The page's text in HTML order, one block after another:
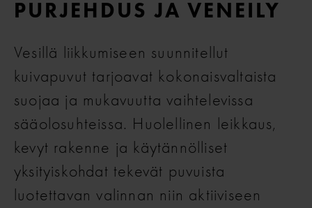
PURJEHDUS JA VENEILY
Vesillä liikkumiseen suunnitellut
kuivapuvut tarjoavat kokonaisvaltaista
suojaa ja mukavuutta vaihtelevissa
sääolosuhteissa. Huolellinen leikkaus,
kevyt rakenne ja käytännölliset
yksityiskohdat tekevät puvuista
luotettavan valinnan niin aktiiviseen